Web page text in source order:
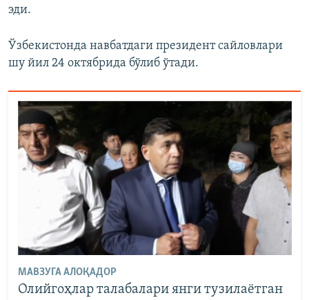
эди.
Ўзбекистонда навбатдаги президент сайловлари
шу йил 24 октябрида бўлиб ўтади.
МАВЗУГА АЛОҚАДОР
Олийгоҳлар талабалари янги тузилаётган